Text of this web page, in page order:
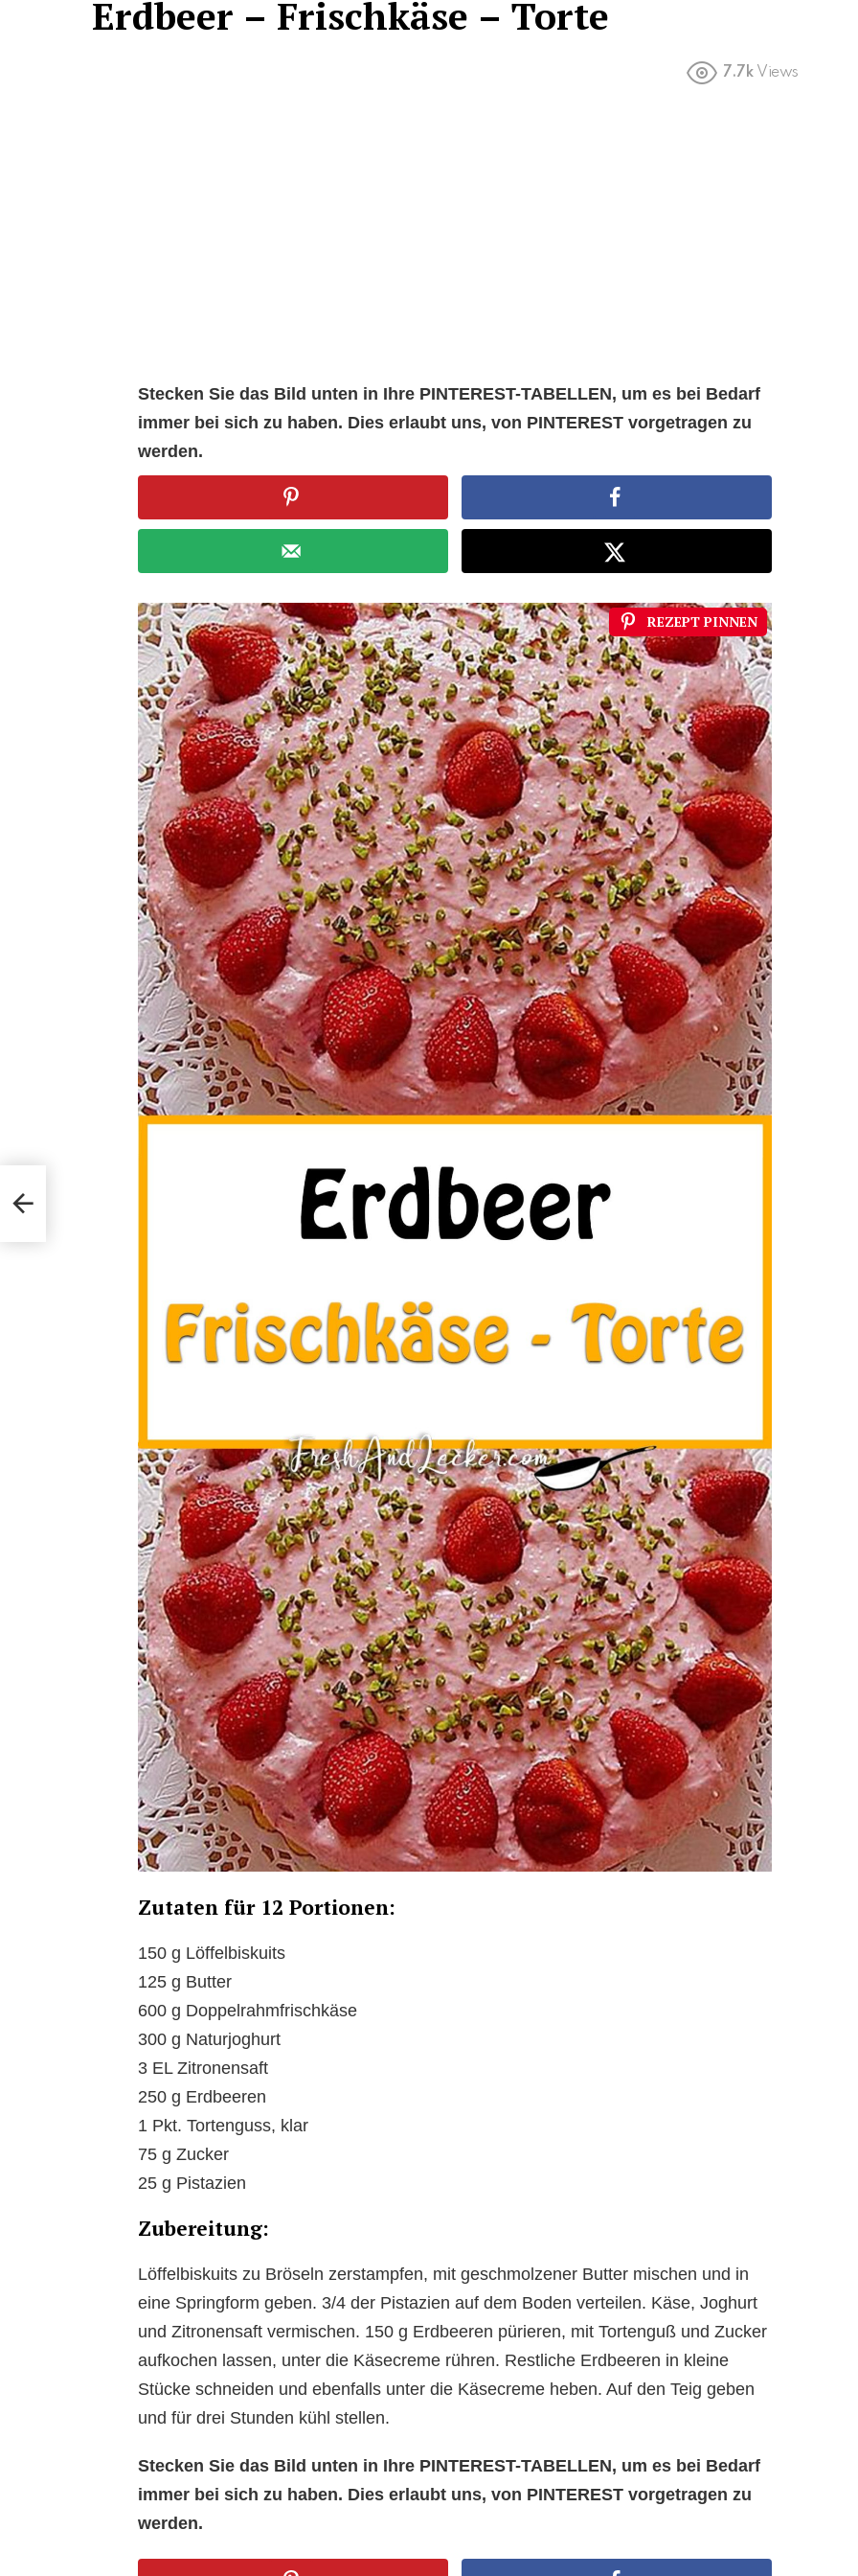
Erdbeer – Frischkäse – Torte
7.7k Views
Stecken Sie das Bild unten in Ihre PINTEREST-TABELLEN, um es bei Bedarf
immer bei sich zu haben. Dies erlaubt uns, von PINTEREST vorgetragen zu
werden.
REZEPT PINNEN
Zutaten für 12 Portionen:
150 g Löffelbiskuits
125 g Butter
600 g Doppelrahmfrischkäse
300 g Naturjoghurt
3 EL Zitronensaft
250 g Erdbeeren
1 Pkt. Tortenguss, klar
75 g Zucker
25 g Pistazien
Zubereitung:
Löffelbiskuits zu Bröseln zerstampfen, mit geschmolzener Butter mischen und in
eine Springform geben. 3/4 der Pistazien auf dem Boden verteilen. Käse, Joghurt
und Zitronensaft vermischen. 150 g Erdbeeren pürieren, mit Tortenguß und Zucker
aufkochen lassen, unter die Käsecreme rühren. Restliche Erdbeeren in kleine
Stücke schneiden und ebenfalls unter die Käsecreme heben. Auf den Teig geben
und für drei Stunden kühl stellen.
Stecken Sie das Bild unten in Ihre PINTEREST-TABELLEN, um es bei Bedarf
immer bei sich zu haben. Dies erlaubt uns, von PINTEREST vorgetragen zu
werden.